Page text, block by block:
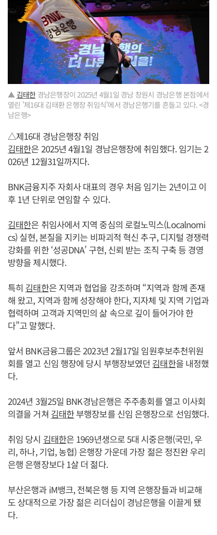
▲ 김태한경남은행장이 2025년 4월1일 경남 창원시 경남은행 본점에서
열린 '제16대 김태환 은행장 취임식'에서 경남은행기를 흔들고 있다. <경
남은행>
△제16대 경남은행장 취임
김태한은 2025년 4월1일 경남은행장에 취임했다. 임기는 2
026년 12월31일까지다.
BNK금융지주 자회사 대표의 경우 처음 임기는 2년이고 이
후 1년 단위로 연임할 수 있다.
김태한은 취임사에서 지역 중심의 로컬노믹스(Localnomi
cs) 실현, 본질을 지키는 비파괴적 혁신 추구, 디지털 경쟁력
강화를 위한 ‘성공DNA’ 구현, 신뢰 받는 조직 구축 등 경영
방향을 제시했다.
특히 김태한은 지역과 협업을 강조하며 “지역과 함께 존재
해 왔고, 지역과 함께 성장해야 한다, 지자체 및 지역 기업과
협력하며 고객과 지역민의 삶 속으로 깊이 들어가야 한
다”고 말했다.
앞서 BNK금융그룹은 2023년 2월17일 임원후보추천위원
회를 열고 신임 행장에 당시 부행장보였던 김태한을 내정했
다.
2024년 3월25일 BNK경남은행은 주주총회를 열고 이사회
의결을 거쳐 김태한부행장보를 신임 은행장으로 선임했다.
취임 당시 김태한은 1969년생으로 5대 시중은행(국민, 우
리, 하나, 기업, 농협) 은행장 가운데 가장 젊은 정진완 우리
은행 은행장보다 1살 더 젊다.
부산은행과 iM뱅크, 전북은행 등 지역 은행장들과 비교해
도 상대적으로 가장 젊은 리더십이 경남은행을 이끌게 됐
다.